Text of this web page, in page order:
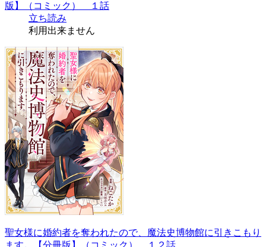
版】（コミック） １話
立ち読み
利用出来ません
聖女様に婚約者を奪われたので、魔法史博物館に引きこもり